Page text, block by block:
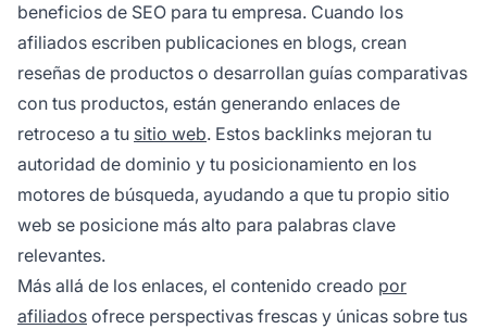
beneficios de SEO para tu empresa. Cuando los
afiliados escriben publicaciones en blogs, crean
reseñas de productos o desarrollan guías comparativas
con tus productos, están generando enlaces de
retroceso a tu sitio web. Estos backlinks mejoran tu
autoridad de dominio y tu posicionamiento en los
motores de búsqueda, ayudando a que tu propio sitio
web se posicione más alto para palabras clave
relevantes.
Más allá de los enlaces, el contenido creado por
afiliados ofrece perspectivas frescas y únicas sobre tus